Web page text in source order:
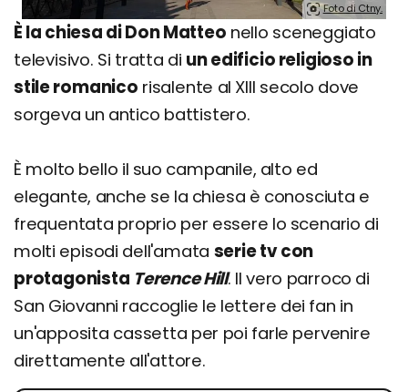
Foto di Ctny.
È la chiesa di Don Matteo nello sceneggiato
televisivo. Si tratta di un edificio religioso in
stile romanico risalente al XIII secolo dove
sorgeva un antico battistero.
È molto bello il suo campanile, alto ed
elegante, anche se la chiesa è conosciuta e
frequentata proprio per essere lo scenario di
molti episodi dell'amata serie tv con
protagonista Terence Hill. Il vero parroco di
San Giovanni raccoglie le lettere dei fan in
un'apposita cassetta per poi farle pervenire
direttamente all'attore.